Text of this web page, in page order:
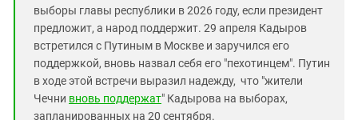
выборы главы республики в 2026 году, если президент
предложит, а народ поддержит. 29 апреля Кадыров
встретился с Путиным в Москве и заручился его
поддержкой, вновь назвал себя его "пехотинцем". Путин
в ходе этой встречи выразил надежду, что "жители
Чечни вновь поддержат" Кадырова на выборах,
запланированных на 20 сентября.